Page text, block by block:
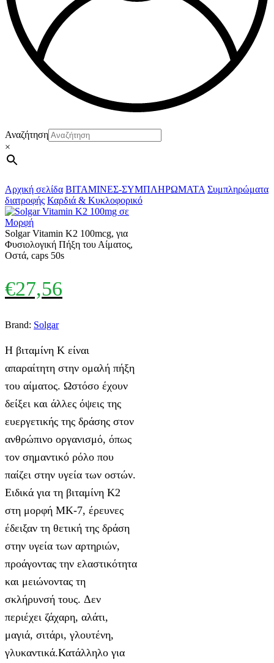
Αναζήτηση
×
Αρχική σελίδα ΒΙΤΑΜΙΝΕΣ-ΣΥΜΠΛΗΡΩΜΑΤΑ Συμπληρώματα
διατροφής Καρδιά & Κυκλοφορικό
Solgar Vitamin K2 100mcg, για
Φυσιολογική Πήξη του Αίματος,
Οστά, caps 50s
€27,56
Brand: Solgar
Η βιταμίνη Κ είναι
απαραίτητη στην ομαλή πήξη
του αίματος. Ωστόσο έχουν
δείξει και άλλες όψεις της
ευεργετικής της δράσης στον
ανθρώπινο οργανισμό, όπως
τον σημαντικό ρόλο που
παίζει στην υγεία των οστών.
Ειδικά για τη βιταμίνη Κ2
στη μορφή ΜΚ-7, έρευνες
έδειξαν τη θετική της δράση
στην υγεία των αρτηριών,
προάγοντας την ελαστικότητα
και μειώνοντας τη
σκλήρυνσή τους. Δεν
περιέχει ζάχαρη, αλάτι,
μαγιά, σιτάρι, γλουτένη,
γλυκαντικά.Κατάλληλο για